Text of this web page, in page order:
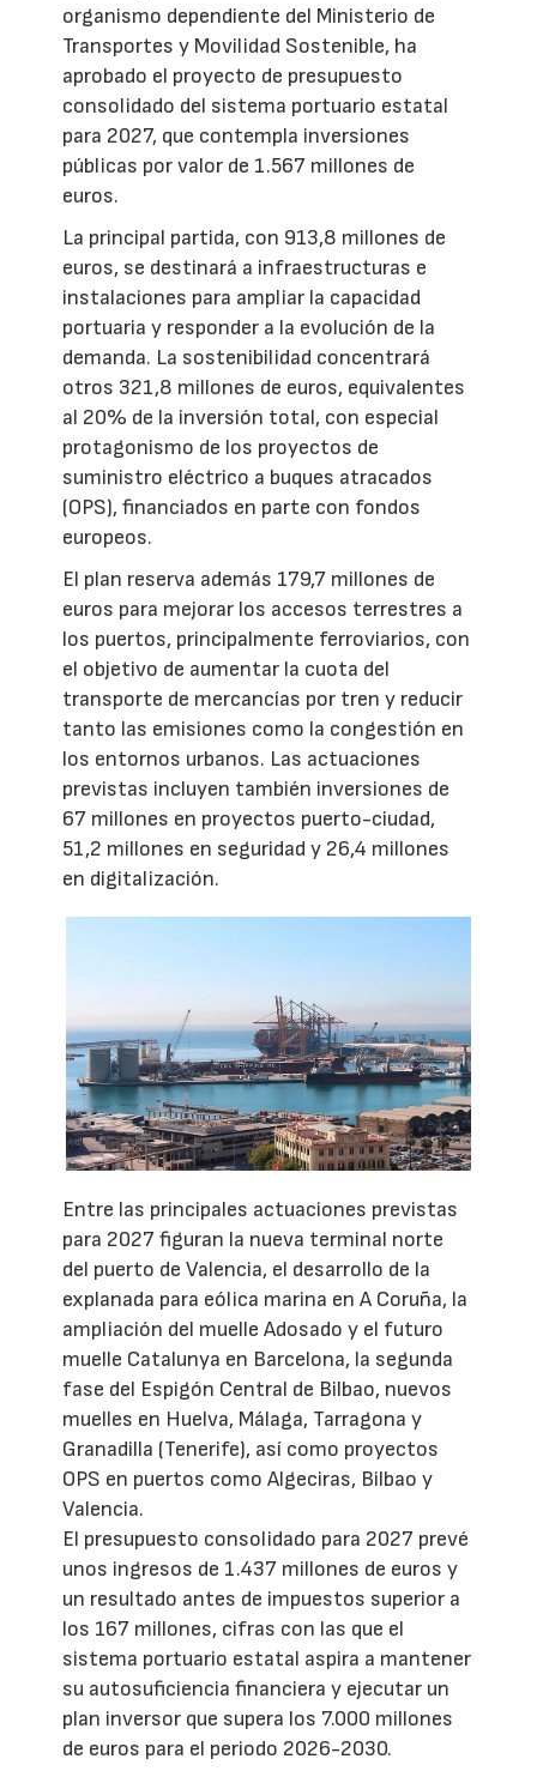
organismo dependiente del Ministerio de
Transportes y Movilidad Sostenible, ha
aprobado el proyecto de presupuesto
consolidado del sistema portuario estatal
para 2027, que contempla inversiones
públicas por valor de 1.567 millones de
euros.
La principal partida, con 913,8 millones de
euros, se destinará a infraestructuras e
instalaciones para ampliar la capacidad
portuaria y responder a la evolución de la
demanda. La sostenibilidad concentrará
otros 321,8 millones de euros, equivalentes
al 20% de la inversión total, con especial
protagonismo de los proyectos de
suministro eléctrico a buques atracados
(OPS), financiados en parte con fondos
europeos.
El plan reserva además 179,7 millones de
euros para mejorar los accesos terrestres a
los puertos, principalmente ferroviarios, con
el objetivo de aumentar la cuota del
transporte de mercancías por tren y reducir
tanto las emisiones como la congestión en
los entornos urbanos. Las actuaciones
previstas incluyen también inversiones de
67 millones en proyectos puerto-ciudad,
51,2 millones en seguridad y 26,4 millones
en digitalización.
Entre las principales actuaciones previstas
para 2027 figuran la nueva terminal norte
del puerto de Valencia, el desarrollo de la
explanada para eólica marina en A Coruña, la
ampliación del muelle Adosado y el futuro
muelle Catalunya en Barcelona, la segunda
fase del Espigón Central de Bilbao, nuevos
muelles en Huelva, Málaga, Tarragona y
Granadilla (Tenerife), así como proyectos
OPS en puertos como Algeciras, Bilbao y
Valencia.
El presupuesto consolidado para 2027 prevé
unos ingresos de 1.437 millones de euros y
un resultado antes de impuestos superior a
los 167 millones, cifras con las que el
sistema portuario estatal aspira a mantener
su autosuficiencia financiera y ejecutar un
plan inversor que supera los 7.000 millones
de euros para el periodo 2026-2030.